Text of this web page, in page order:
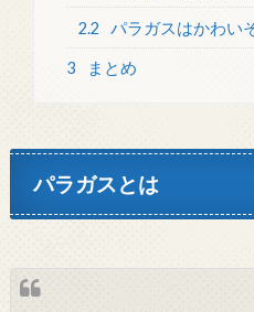
2.2 パラガスはかわい
3 まとめ
パラガスとは